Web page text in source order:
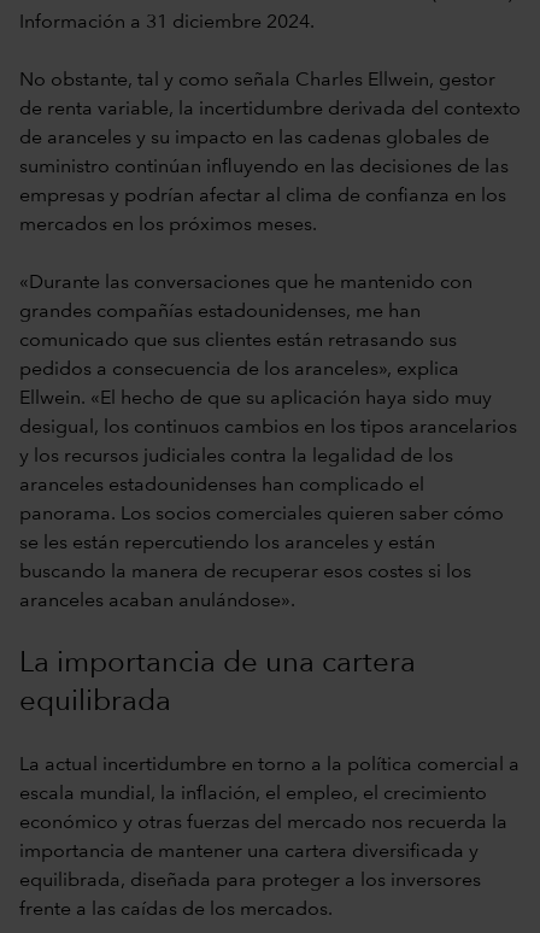
Información a 31 diciembre 2024.
No obstante, tal y como señala Charles Ellwein, gestor
de renta variable, la incertidumbre derivada del contexto
de aranceles y su impacto en las cadenas globales de
suministro continúan influyendo en las decisiones de las
empresas y podrían afectar al clima de confianza en los
mercados en los próximos meses.
«Durante las conversaciones que he mantenido con
grandes compañías estadounidenses, me han
comunicado que sus clientes están retrasando sus
pedidos a consecuencia de los aranceles», explica
Ellwein. «El hecho de que su aplicación haya sido muy
desigual, los continuos cambios en los tipos arancelarios
y los recursos judiciales contra la legalidad de los
aranceles estadounidenses han complicado el
panorama. Los socios comerciales quieren saber cómo
se les están repercutiendo los aranceles y están
buscando la manera de recuperar esos costes si los
aranceles acaban anulándose».
La importancia de una cartera
equilibrada
La actual incertidumbre en torno a la política comercial a
escala mundial, la inflación, el empleo, el crecimiento
económico y otras fuerzas del mercado nos recuerda la
importancia de mantener una cartera diversificada y
equilibrada, diseñada para proteger a los inversores
frente a las caídas de los mercados.